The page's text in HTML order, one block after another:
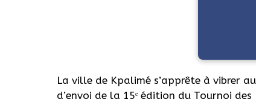
La ville de Kpalimé s’apprête à vibrer
d’envoi de la 15ᵉ édition du Tournoi